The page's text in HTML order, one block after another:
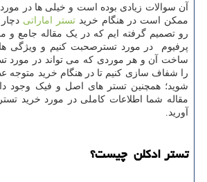
آن سوالات زیادی بوده است و خیلی ها در مورد
ممکن است در هنگام خرید تستر اماراتی
رو تصمیم گرفته ایم که در یک مقاله جامع و
پرفیوم در مورد تسترصحبت کنیم و ویژگی
ساخت آن و هر موردی که می تواند در مورد
را شفاف سازی کنیم تا در هنگام خرید متوجه
شوید؛ همچنین تستر های اصل و فیک وجود
مقاله شما اطلاعات کاملی در مورد خرید
آورید.
تستر ادکلن چیست؟